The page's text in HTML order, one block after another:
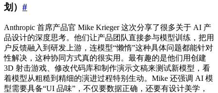
划） #
Anthropic 首席产品官 Mike Krieger 这次分享了很多关于 AI 产
品设计的深度思考。他们让产品团队直接参与模型训练，把用
户反馈融入到研发上游，连模型“懒惰”这种具体问题都能针对
性解决，这种协同方式真的很实用。最有趣的是他们用创建
3D 射击游戏、修改代码库和制作演示文稿来测试新模型，看
着模型从粗糙到精细的演进过程特别生动。Mike 还强调 AI 模
型需要具备“UI 品味”，不仅要数据正确，还要有设计美学，